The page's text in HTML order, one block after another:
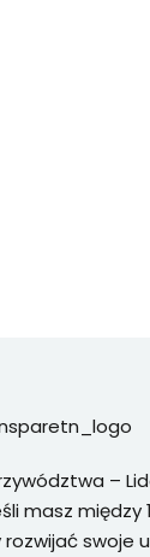
–
masz między
swoje